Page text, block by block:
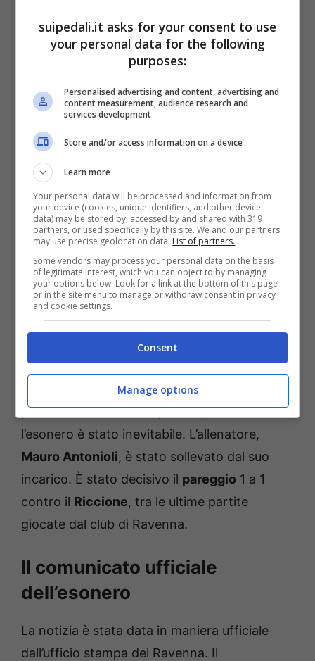
centrocampista qualche settimana fa,
generando parecchio malcontento tra i tifosi
Un nuovo esonero in Italia,
ecco chi lascerà la panchina
Proprio nelle scorse ore è arrivata la notizia di
un nuovo esoneronel nostro paese. La
squadra protagonista di questa storia è il
Ravenna FC, che militain Serie D, più
precisamente nel girone D. Attualmente si
trova al nono posto in classifica, un risultato
ben al di sotto delle iniziali aspettative.
E infatti, per cercare diporre un rimedio a
questa situazionee sperare nella
promozione a fine campionato, alla fine
l’esonero è stato inevitabile. L’allenatore,
Mauro Antonioli, è stato sollevato dal suo
incarico. È stato decisivo il pareggio 1 a 1
contro il Riccione, tra le ultime partite
giocate dal club di Ravenna.
Il comunicato ufficiale
dell’esonero
La notizia è stata data in maniera ufficiale
dall’ufficio stampa del Ravenna. Il
suipedali.it asks for your consent to use
your personal data for the following
purposes:
Personalised advertising and content, advertising and
content measurement, audience research and
services development
Store and/or access information on a device
Learn more
Your personal data will be processed and information from
your device (cookies, unique identifiers, and other device
data) may be stored by, accessed by and shared with 319
partners, or used specifically by this site. We and our partners
may use precise geolocation data. List of partners.
Some vendors may process your personal data on the basis
of legitimate interest, which you can object to by managing
your options below. Look for a link at the bottom of this page
or in the site menu to manage or withdraw consent in privacy
and cookie settings.
Consent
Manage options